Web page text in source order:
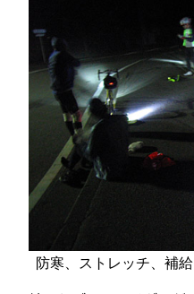
防寒、ストレッチ、補